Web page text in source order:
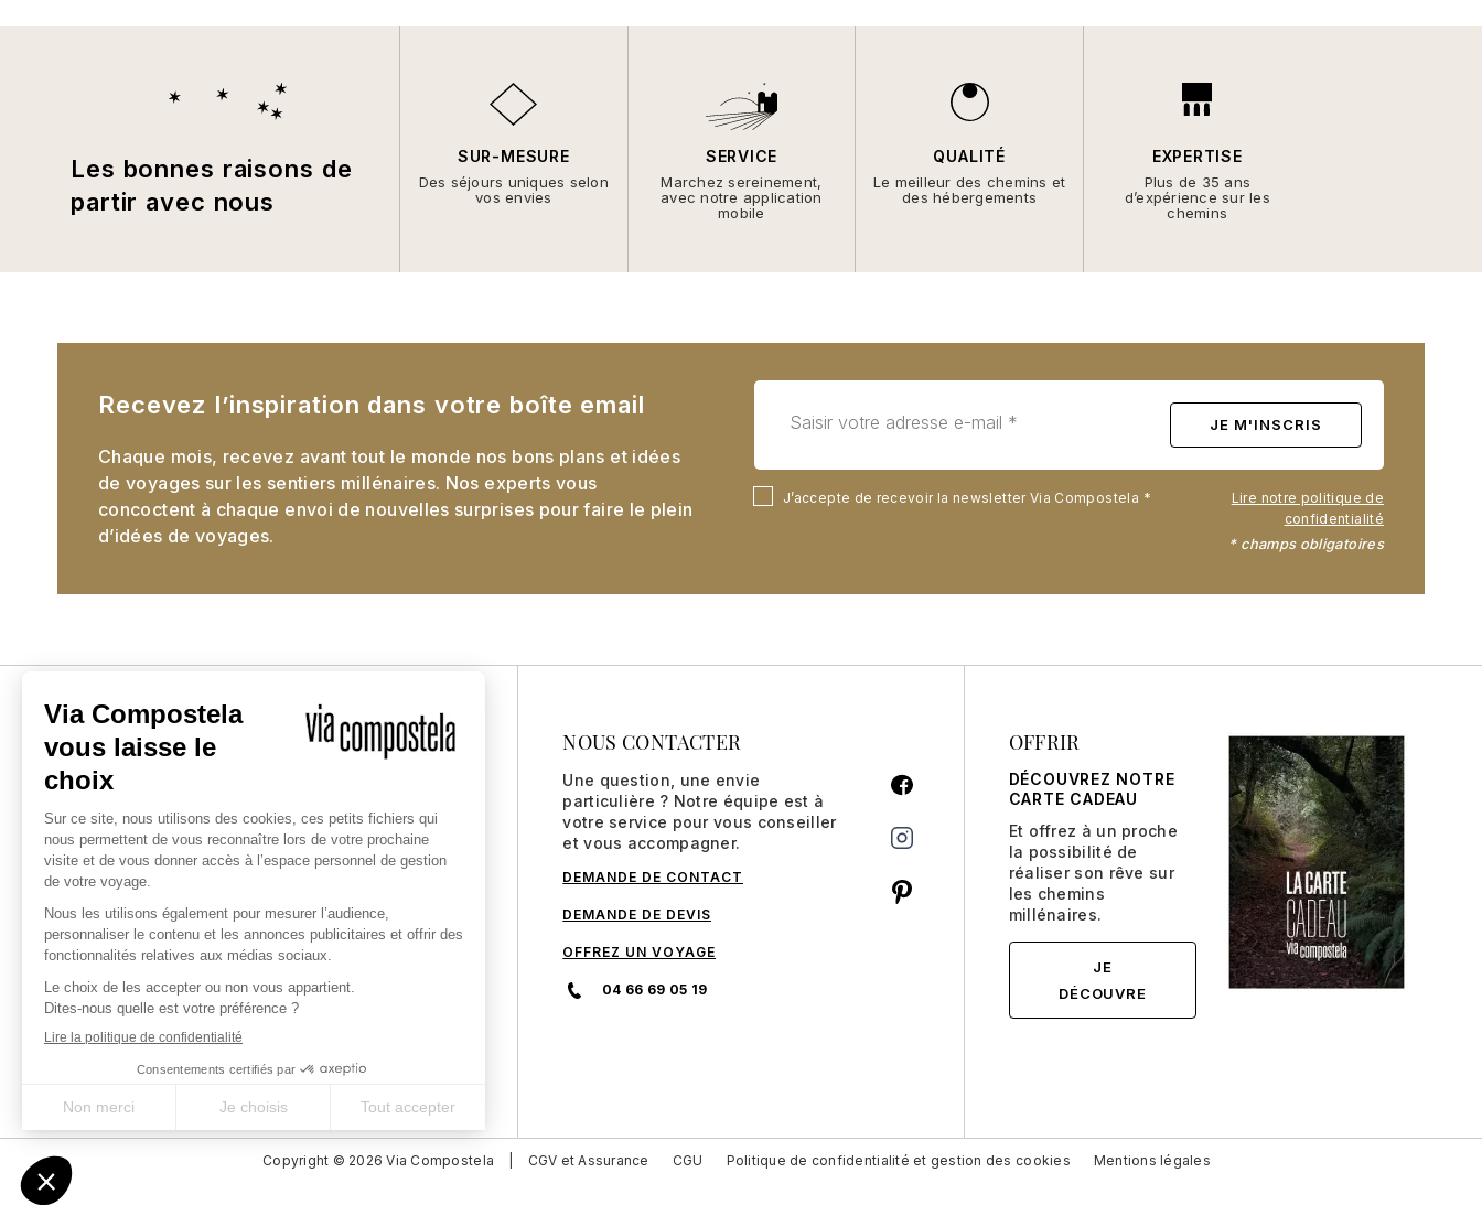
Les bonnes raisons de
partir avec nous
SUR-MESURE
Des séjours uniques selon
vos envies
SERVICE
Marchez sereinement,
avec notre application
mobile
QUALITÉ
Le meilleur des chemins et
des hébergements
EXPERTISE
Plus de 35 ans
d’expérience sur les
chemins
Recevez l’inspiration dans votre boîte email
Chaque mois, recevez avant tout le monde nos bons plans et idées
de voyages sur les sentiers millénaires. Nos experts vous
concoctent à chaque envoi de nouvelles surprises pour faire le plein
d’idées de voyages.
J’accepte de recevoir la newsletter Via Compostela
Lire notre politique de
confidentialité
* champs obligatoires
L'EXPERT DES CHEMINS SACRÉS
Depuis 1985, nous vous
accompagnons dans la réalisation
des chemins sacrés en France et
autour du monde. Notre entreprise
est engagée pour un tourisme
responsable.
NOUS CONTACTER
Une question, une envie
particulière ? Notre équipe est à
votre service pour vous conseiller
et vous accompagner.
DEMANDE DE CONTACT
DEMANDE DE DEVIS
OFFREZ UN VOYAGE
04 66 69 05 19
OFFRIR
DÉCOUVREZ NOTRE
CARTE CADEAU
Et offrez à un proche
la possibilité de
réaliser son rêve sur
les chemins
millénaires.
JE
DÉCOUVRE
Copyright © 2026 Via Compostela CGV et Assurance CGU Politique de confidentialité et gestion des cookies Mentions légales